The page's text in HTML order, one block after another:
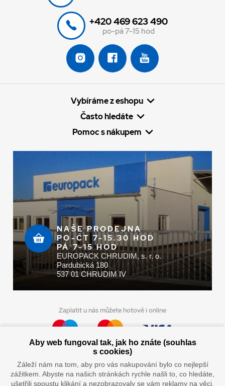
+420 469 623 490
po-pá 7-15 hod
Vybíráme z eshopu
Často hledáte
Pomoc s nákupem
NAŠE PRODEJNA
PO-ČT 7-15.30 HOD
PÁ 7-15 HOD
EUROPACK CHRUDIM, s. r. o.
Pardubická 180
537 01 CHRUDIM IV
Zaplatit u nás můžete hotově i online
Doprava vaším oblíbeným dopravcem
Aby web fungoval tak, jak ho znáte (souhlas
s cookies)
Záleží nám na tom, aby pro vás nakupování bylo co nejlepší
zážitkem. Abyste na našich stránkách rychle našli to, co hledáte,
ušetřili spoustu klikání a nezobrazovaly se vám reklamy na věci,